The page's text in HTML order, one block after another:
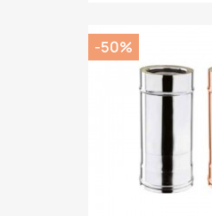
-50%